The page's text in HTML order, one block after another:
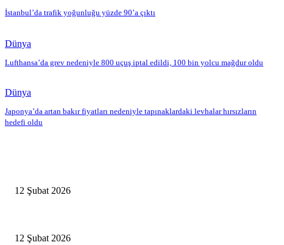
İstanbul’da trafik yoğunluğu yüzde 90’a çıktı
Dünya
Lufthansa’da grev nedeniyle 800 uçuş iptal edildi, 100 bin yolcu mağdur oldu
Dünya
Japonya’da artan bakır fiyatları nedeniyle tapınaklardaki levhalar hırsızların
hedefi oldu
12 Şubat 2026
12 Şubat 2026